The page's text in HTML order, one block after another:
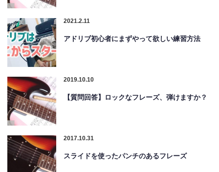
2021.2.11
アドリブ初心者にまずやって欲しい練習方法
2019.10.10
【質問回答】ロックなフレーズ、弾けますか？
2017.10.31
スライドを使ったパンチのあるフレーズ